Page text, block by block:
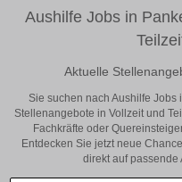
Aushilfe Jobs in
Aktuelle
Sie suchen nach Aushilfe
Stellenangebote in Vollzeit und
Fachkräfte oder
Entdecken Sie jetzt neue
direkt auf